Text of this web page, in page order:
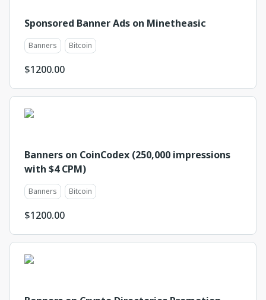
Sponsored Banner Ads on Minetheasic
Banners Bitcoin
$1200.00
Banners on CoinCodex (250,000 impressions
with $4 CPM)
Banners Bitcoin
$1200.00